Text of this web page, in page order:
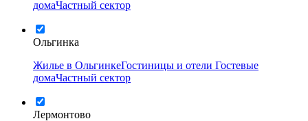
домаЧастный сектор
Ольгинка
Жилье в ОльгинкеГостиницы и отели Гостевые
домаЧастный сектор
Лермонтово